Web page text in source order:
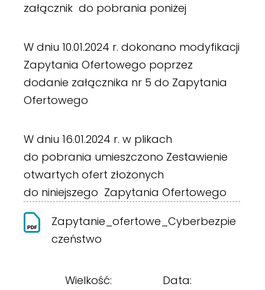
załącznik do pobrania poniżej
W dniu 10.01.2024 r. dokonano modyfikacji
Zapytania Ofertowego poprzez
dodanie załącznika nr 5 do Zapytania
Ofertowego
W dniu 16.01.2024 r. w plikach
do pobrania umieszczono Zestawienie
otwartych ofert złożonych
do niniejszego Zapytania Ofertowego
Zapytanie_ofertowe_Cyberbezpie
czeństwo
Wielkość:
Data: